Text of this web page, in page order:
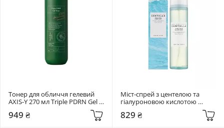
Тонер для обличчя гелевий
AXIS-Y 270 мл Triple PDRN Gel
949 ₴
Міст-спрей з центелою та
гіалуроновою кислотою
SKIN1004 120 мл Madagascar
Centella Hyalu-Cica Cloudy Mist
829 ₴